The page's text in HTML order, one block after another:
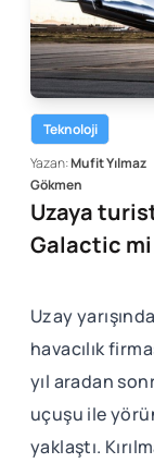
Teknoloji
Yazan:Mufit Yılmaz
Gökmen
Uzaya
Galactic
Uzay
havacılık
yıl aradan
uçuşu ile
yaklaştı.